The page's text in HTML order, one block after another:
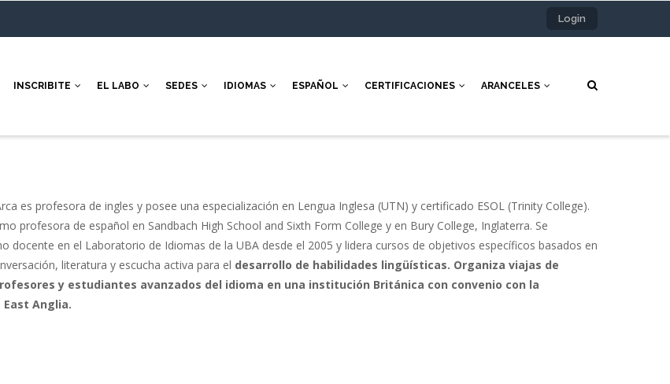
Login
INSCRIBITE EL LABO SEDES IDIOMAS ESPAÑOL CERTIFICACIONES ARANCELES
es profesora de ingles y posee una especialización en Lengua Inglesa (UTN) y certificado ESOL (Trinity College).
profesora de español en Sandbach High School and Sixth Form College y en Bury College, Inglaterra. Se
docente en el Laboratorio de Idiomas de la UBA desde el 2005 y lidera cursos de objetivos específicos basados en
literatura y escucha activa para el desarrollo de habilidades lingüísticas. Organiza viajas de
y estudiantes avanzados del idioma en una institución Británica con convenio con la
East Anglia.